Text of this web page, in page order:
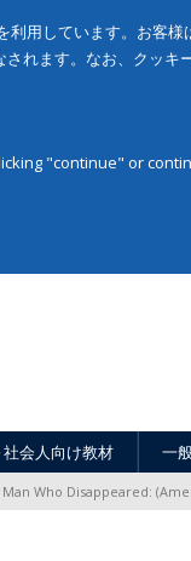
用しています。お客
れます。なお、クッキ
"continue" or
会人向け教材 一
Who Disappeared: